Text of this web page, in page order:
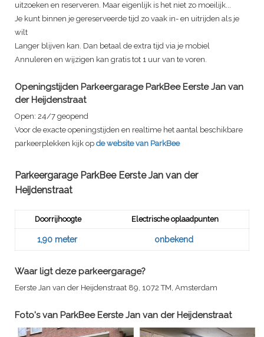
uitzoeken en reserveren. Maar eigenlijk is het niet zo moeilijk...
Je kunt binnen je gereserveerde tijd zo vaak in- en uitrijden als je
wilt
Langer blijven kan. Dan betaal de extra tijd via je mobiel
Annuleren en wijzigen kan gratis tot 1 uur van te voren.
Openingstijden Parkeergarage ParkBee Eerste Jan van
der Heijdenstraat
Open: 24/7 geopend
Voor de exacte openingstijden en realtime het aantal beschikbare
parkeerplekken kijk op de website van ParkBee
Parkeergarage ParkBee Eerste Jan van der
Heijdenstraat
Doorrijhoogte Electrische oplaadpunten
1,90 meter onbekend
Waar ligt deze parkeergarage?
Eerste Jan van der Heijdenstraat 89, 1072 TM, Amsterdam
Foto's van ParkBee Eerste Jan van der Heijdenstraat